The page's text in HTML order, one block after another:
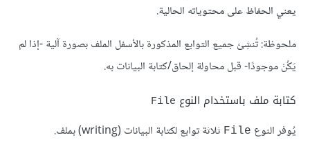
يعني الحفاظ على محتوياته الحالية.
ملحوظة: تُنشِئ جميع التوابع المذكورة بالأسفل الملف بصورة آلية -إذا لم
يَكُنْ موجودًا- قبل محاولة إلحاق/كتابة البيانات به.
كتابة ملف باستخدام النوع File
يُوفر النوع File ثلاثة توابع لكتابة البيانات (writing) بملف.